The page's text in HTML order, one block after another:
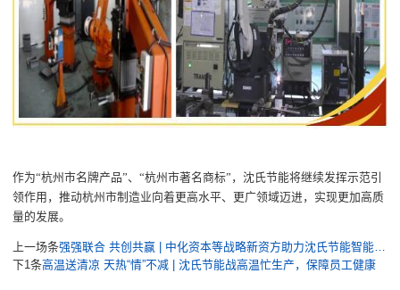
作为“杭州市名牌产品”、“杭州市著名商标” ，沈氏节能将继续发挥示范引
领作用，推动杭州市制造业向着更高水平、更广领域迈进， 实现更加高质
量的发展。
上一场条
下1条高温送清凉 天热“情”不减 | 沈氏节能战高温忙生产，保障员工健康